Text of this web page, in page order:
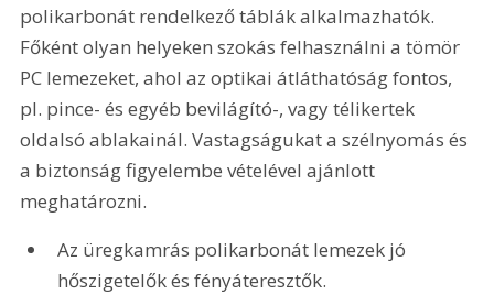
polikarbonát rendelkező táblák alkalmazhatók.
Főként olyan helyeken szokás felhasználni a tömör
PC lemezeket, ahol az optikai átláthatóság fontos,
pl. pince- és egyéb bevilágító-, vagy télikertek
oldalsó ablakainál. Vastagságukat a szélnyomás és
a biztonság figyelembe vételével ajánlott
meghatározni.
Az üregkamrás polikarbonát lemezek jó
hőszigetelők és fényáteresztők.